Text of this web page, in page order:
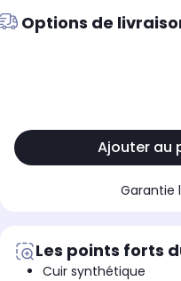
Options de
Ajouter au
Garantie
Les points forts
Cuir synthétique